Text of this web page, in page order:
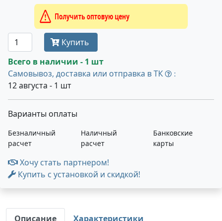
Получить оптовую цену
Купить
Всего в наличии - 1 шт
Самовывоз, доставка или отправка в ТК
:
12 августа - 1 шт
Варианты оплаты
Безналичный
расчет
Наличный
расчет
Банковские
карты
Хочу стать партнером!
Купить с установкой и скидкой!
Описание
Характеристики